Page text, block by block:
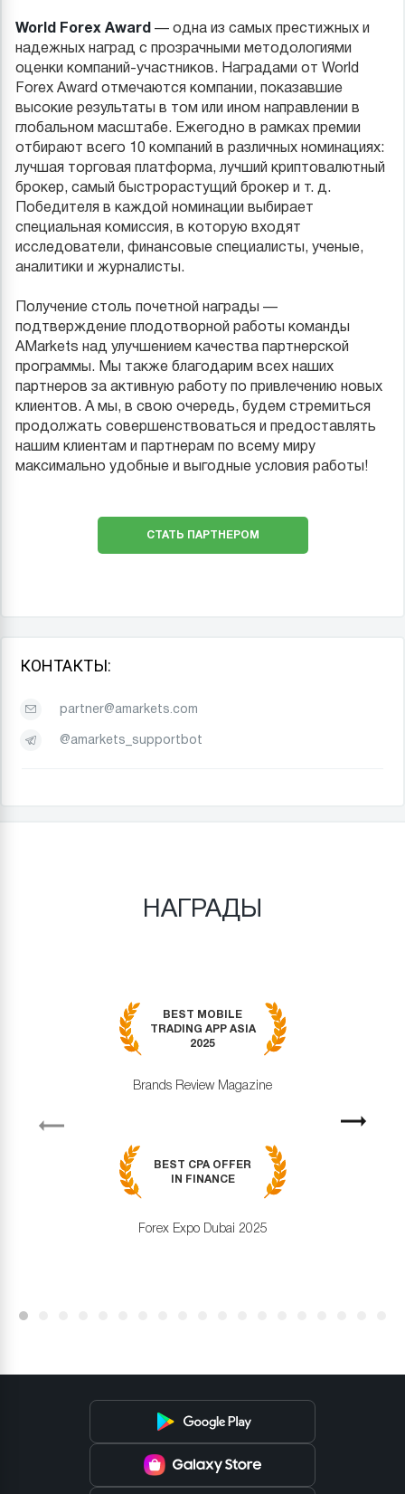
World Forex Award — одна из самых престижных и
надежных наград с прозрачными методологиями
оценки компаний-участников. Наградами от World
Forex Award отмечаются компании, показавшие
высокие результаты в том или ином направлении в
глобальном масштабе. Ежегодно в рамках премии
отбирают всего 10 компаний в различных номинациях:
лучшая торговая платформа, лучший криптовалютный
брокер, самый быстрорастущий брокер и т. д.
Победителя в каждой номинации выбирает
специальная комиссия, в которую входят
исследователи, финансовые специалисты, ученые,
аналитики и журналисты.
Получение столь почетной награды —
подтверждение плодотворной работы команды
AMarkets над улучшением качества партнерской
программы. Мы также благодарим всех наших
партнеров за активную работу по привлечению новых
клиентов. А мы, в свою очередь, будем стремиться
продолжать совершенствоваться и предоставлять
нашим клиентам и партнерам по всему миру
максимально удобные и выгодные условия работы!
СТАТЬ ПАРТНЕРОМ
КОНТАКТЫ:
partner@amarkets.com
@amarkets_supportbot
НАГРАДЫ
BEST MOBILE
TRADING APP ASIA
2025
Brands Review Magazine
BEST CPA OFFER
IN FINANCE
Forex Expo Dubai 2025
Next